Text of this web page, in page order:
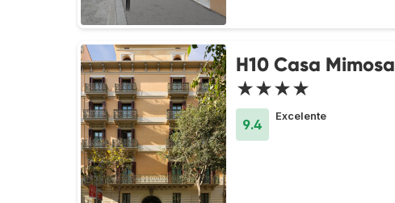
H10 Casa Mimosa
★★★★
9.4
Excelente